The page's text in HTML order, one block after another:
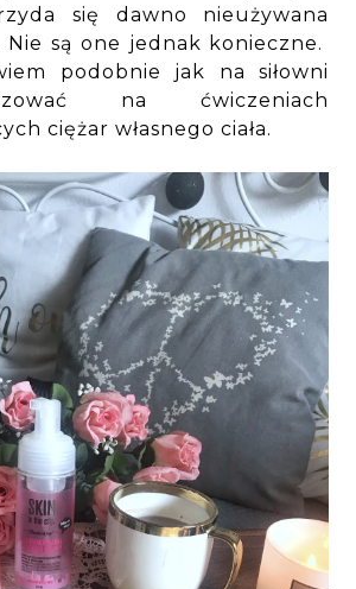
się dawno nieużywana
są one jednak konieczne.
podobnie jak na siłowni
na ćwiczeniach
ciężar własnego ciała.